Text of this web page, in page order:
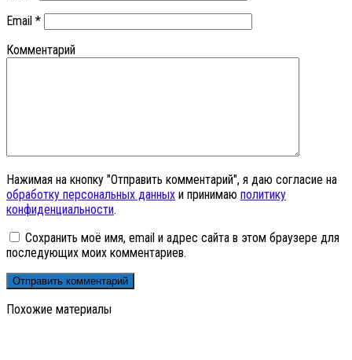
Email *
Комментарий
Нажимая на кнопку "Отправить комментарий", я даю согласие на
обработку персональных данных и принимаю политику
конфиденциальности.
Сохранить моё имя, email и адрес сайта в этом браузере для
последующих моих комментариев.
Похожие материалы